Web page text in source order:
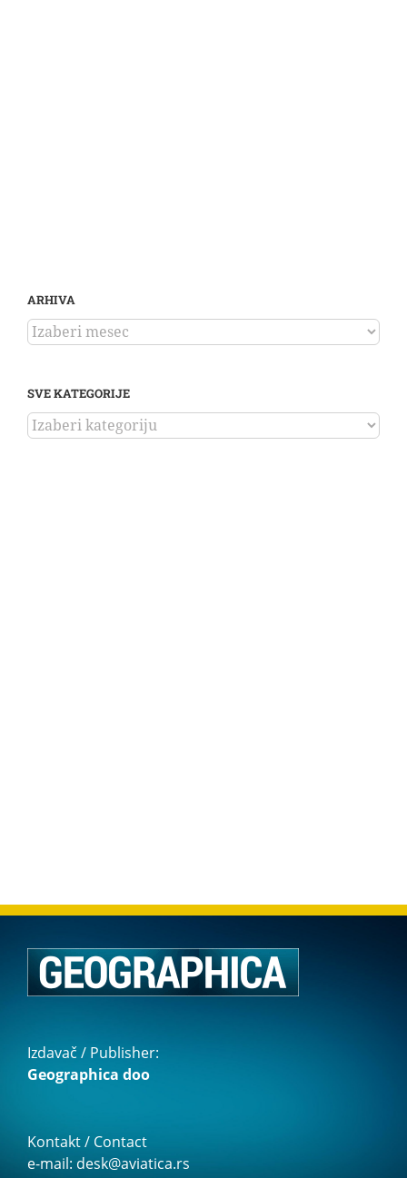
ARHIVA
ARHIVA
SVE KATEGORIJE
SVE
KATEGORIJE
Izdavač / Publisher:
Geographica doo
Kontakt / Contact
e-mail: desk@aviatica.rs